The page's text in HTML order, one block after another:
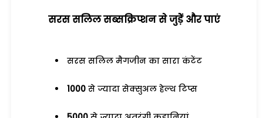
सरस सलिल सब्सक्रिप्शन से जुड़ेें और पाएं
सरस सलिल मैगजीन का सारा कंटेंट
1000 से ज्यादा सेक्सुअल हेल्थ टिप्स